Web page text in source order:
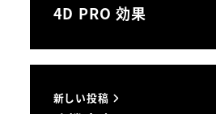
4D PRO 効果
新しい投稿